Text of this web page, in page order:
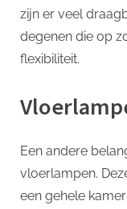
zijn er veel
degenen die op
flexibiliteit.
Een andere
vloerlampen.
een gehele